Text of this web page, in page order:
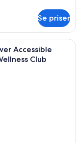
Se priser
hotellrum med en stor
Accessible
Club